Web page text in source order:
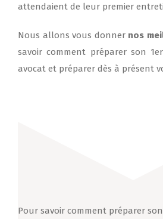
attendaient de leur premier
Nous allons vous donner nos
savoir comment préparer son
avocat et préparer dès à présent
Pour savoir comment préparer